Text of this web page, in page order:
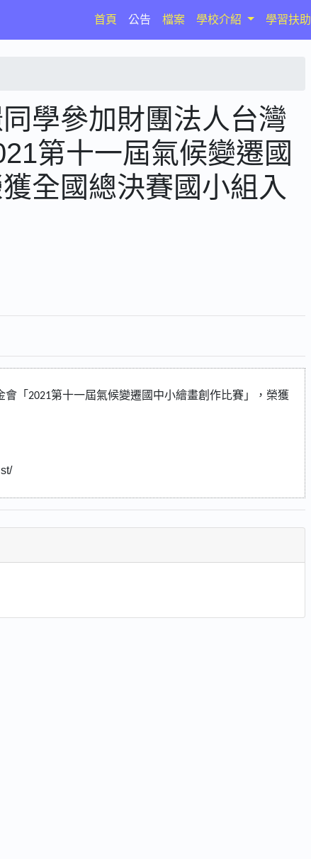
首頁(current)
公告 檔案 學校介紹 學習扶助
學參加財團法人台灣
第十一屆氣候變遷國
全國總決賽國小組入
會 「 2021第十一屆氣候變遷國中小繪畫創作比賽」，榮獲